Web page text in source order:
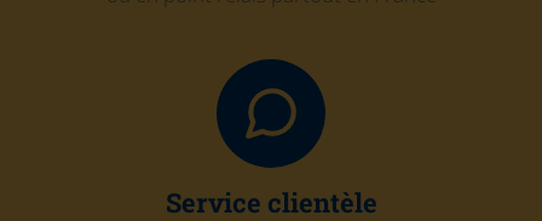
Service clientèle